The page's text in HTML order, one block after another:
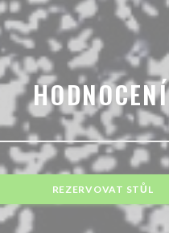
HODNOCENÍ
REZERVOVAT STŮL